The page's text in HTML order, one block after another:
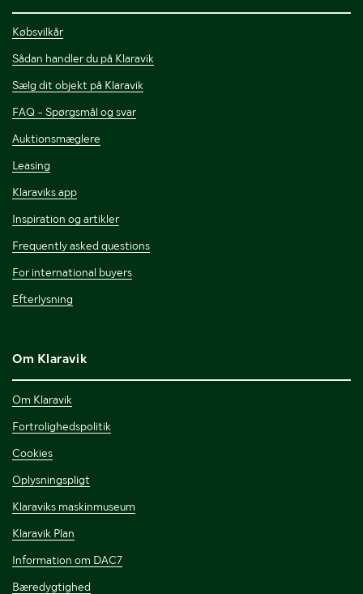
Købsvilkår
Sådan handler du på Klaravik
Sælg dit objekt på Klaravik
FAQ - Spørgsmål og svar
Auktionsmæglere
Leasing
Klaraviks app
Inspiration og artikler
Frequently asked questions
For international buyers
Efterlysning
Om Klaravik
Om Klaravik
Fortrolighedspolitik
Cookies
Oplysningspligt
Klaraviks maskinmuseum
Klaravik Plan
Information om DAC7
Bæredygtighed